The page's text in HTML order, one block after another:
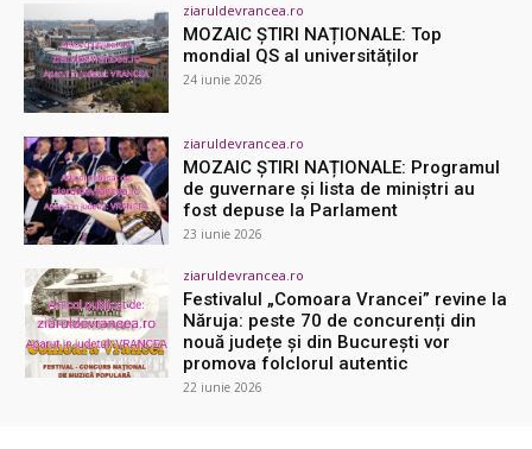
ziaruldevrancea.ro
MOZAIC ȘTIRI NAȚIONALE: Top
mondial QS al universităților
24 iunie 2026
ziaruldevrancea.ro
MOZAIC ȘTIRI NAȚIONALE: Programul
de guvernare şi lista de miniştri au
fost depuse la Parlament
23 iunie 2026
ziaruldevrancea.ro
Festivalul „Comoara Vrancei” revine la
Năruja: peste 70 de concurenți din
nouă județe și din București vor
promova folclorul autentic
22 iunie 2026